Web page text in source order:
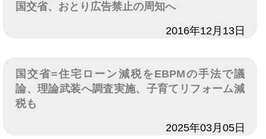
国交省、おとり広告禁止の周知へ
2016年12月13日
国交省=住宅ローン減税をEBPMの手法で議
論、理論武装へ調査実施、子育てリフォーム減
税も
2025年03月05日